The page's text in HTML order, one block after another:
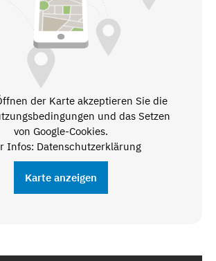
der Karte akzeptieren Sie die
und das Setzen
von Google-Cookies.
Infos: Datenschutzerklärung
Karte anzeigen